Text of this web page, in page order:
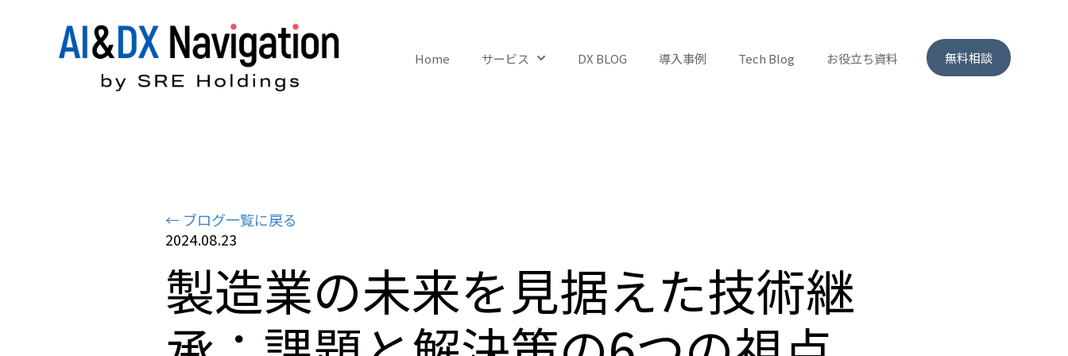
Home サービス Show submenu for サービス
DX BLOG 導入事例 Tech Blog お役立ち資料 無料相談
← ブログ一覧に戻る
2024.08.23
製造業の未来を見据えた技術継